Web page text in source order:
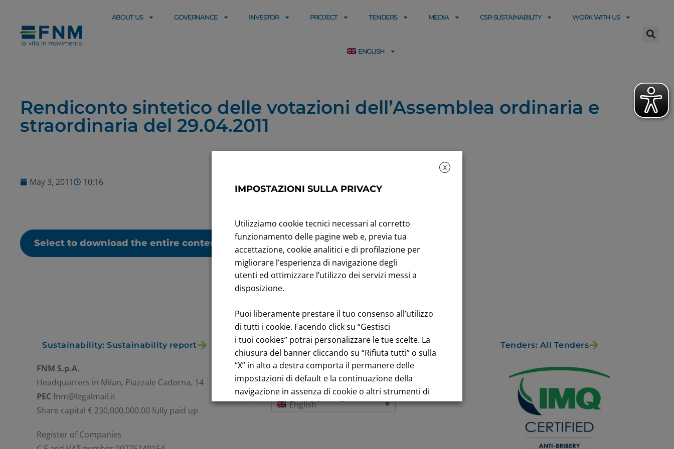
ABOUT US GOVERNANCE INVESTOR PROJECT TENDERS MEDIA CSR-SUSTAINABILITY WORK WITH US
ENGLISH
Rendiconto sintetico delle votazioni dell’Assemblea ordinaria e
straordinaria del 29.04.2011
May 3, 2011 10:16
Select to download the entire content
Sustainability: Sustainability report Title performance: On the stock Exchange Tenders: All Tenders
FNM S.p.A.
Headquarters in Milan, Piazzale Cadorna, 14
PECfnm@legalmail.it
Share capital € 230,000,000.00 fully paid up
Register of Companies
English
X
IMPOSTAZIONI SULLA PRIVACY
Utilizziamo cookie tecnici necessari al corretto
funzionamento delle pagine web e, previa tua
accettazione, cookie analitici e di profilazione per
migliorare l’esperienza di navigazione degli
utenti ed ottimizzare l’utilizzo dei servizi messi a
disposizione.
Puoi liberamente prestare il tuo consenso all’utilizzo
di tutti i cookie. Facendo click su “Gestisci
i tuoi cookies” potrai personalizzare le tue scelte. La
chiusura del banner cliccando su “Rifiuta tutti” o sulla
“X” in alto a destra comporta il permanere delle
impostazioni di default e la continuazione della
navigazione in assenza di cookie o altri strumenti di
tracciamento diversi da quelli tecnici.